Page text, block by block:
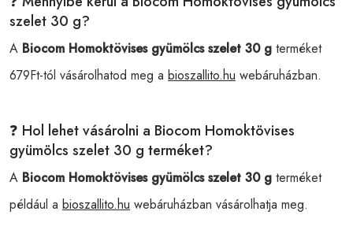
szelet 30 g?
A Biocom Homoktövises gyümölcs szelet 30 g terméket
679Ft-tól vásárolhatod meg a bioszallito.hu webáruházban.
❓ Hol lehet vásárolni a Biocom Homoktövises
gyümölcs szelet 30 g terméket?
A Biocom Homoktövises gyümölcs szelet 30 g terméket
például a bioszallito.hu webáruházban vásárolhatja meg.